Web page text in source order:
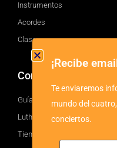
Instrumentos
Acordes
Clases
Comprar
Guía
Luthiers
Tienda
¡Recibe
Te enviaremos
mundo del
conciertos.